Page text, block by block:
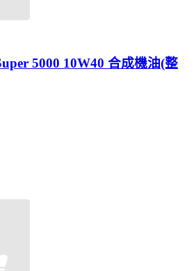
5000 10W40 合成機油(整